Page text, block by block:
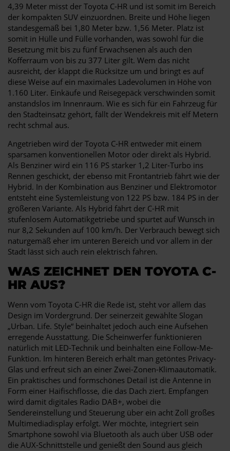
4,39 Meter misst der Toyota C-HR und ist somit im Bereich
der kompakten SUV einzuordnen. Breite und Höhe liegen
standesgemäß bei 1,80 Meter bzw. 1,56 Meter. Platz ist
somit in Hülle und Fülle vorhanden, was sowohl für die
Besetzung mit bis zu fünf Erwachsenen als auch den
Kofferraum von bis zu 377 Liter gilt. Wem das nicht
ausreicht, der klappt die Rücksitze um und bringt es auf
diese Weise auf ein maximales Ladevolumen in Höhe von
1.160 Liter. Einkäufe und Reisegepäck verschwinden somit
anstandslos im Innenraum. Wie es sich für ein Fahrzeug für
den Stadteinsatz gehört, fällt der Wendekreis mit elf Metern
recht schmal aus.
Angetrieben wird der Toyota C-HR entweder mit einem
sparsamen konventionellen Motor oder direkt als Hybrid.
Als Benziner wird ein 116 PS starker 1,2 Liter-Turbo ins
Rennen geschickt, der ebenso mit Frontantrieb fährt wie der
Hybrid. In der Kombination aus Benziner und Elektromotor
entsteht eine Systemleistung von 122 PS bzw. 184 PS in der
größeren Variante. Als Hybrid fährt der C-HR mit
stufenlosem Automatikgetriebe und spurtet auf Wunsch in
nur 8,2 Sekunden auf 100 km/h. Der Verbrauch bewegt sich
naturgemäß eher im unteren Bereich und vor allem in der
Stadt lässt sich auch rein elektrisch fahren.
WAS ZEICHNET DEN TOYOTA C-
HR AUS?
Wenn vom Toyota C-HR die Rede ist, steht vor allem das
Design im Vordergrund. Der seinerzeit gewählte Slogan
„Urban. Life. Style“ beinhaltet jedoch auch eine Aufsehen
erregende Ausstattung. Die Scheinwerfer funktionieren
natürlich mit LED-Technik und beinhalten eine Follow-Me-
Funktion. Im hinteren Bereich erhält man getöntes Privacy-
Glas und erfreut sich an einer Zwei-Zonen-Klimaautomatik.
Ein praktisches und formschönes Detail ist die Antenne in
Form einer Haifischflosse, die das Dach ziert. Empfangen
wird damit digitales Radio DAB+, wobei die
Sendereinstellung und Steuerung über ein acht Zoll großes
Multimediadisplay erfolgt. Wer möchte, integriert sein
Smartphone sowohl via Bluetooth als auch über USB oder
die AUX-Schnittstelle und genießt den Sound aus gleich